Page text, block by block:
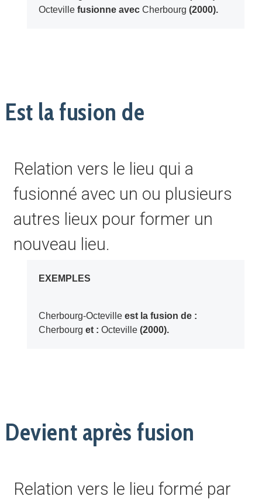
Octevillefusionne avec Cherbourg (2000).
Est la fusion de
Relation vers le lieu qui a
fusionné avec un ou plusieurs
autres lieux pour former un
nouveau lieu.
EXEMPLES
Cherbourg-Octevilleest la fusion de :
Cherbourg et : Octeville(2000).
Devient après fusion
Relation vers le lieu formé par